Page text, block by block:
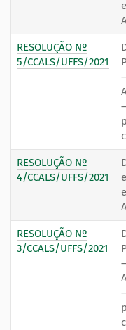
RESOLUÇÃO Nº
5/CCALS/UFFS/2021
RESOLUÇÃO Nº
4/CCALS/UFFS/2021
RESOLUÇÃO Nº
3/CCALS/UFFS/2021